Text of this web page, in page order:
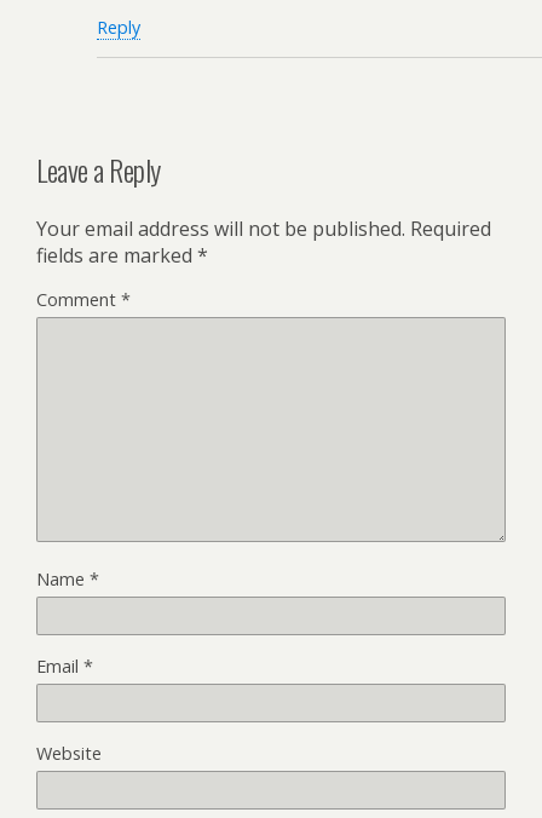
Reply
Leave a Reply
Your email address will not be published. Required
fields are marked *
Comment *
Name *
Email *
Website